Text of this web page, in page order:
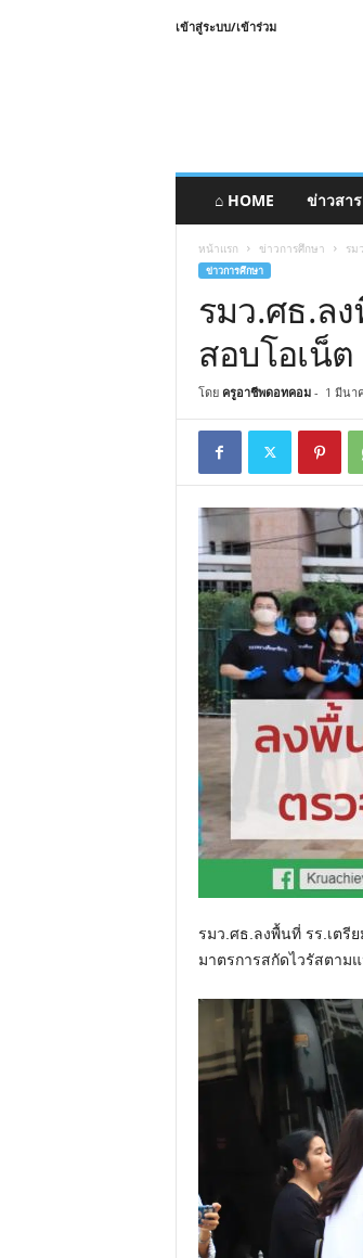
เข้าสู่ระบบ/เข้าร่วม
⌂ HOME ข่าวสาร
หน้าแรก ข่าวการศึกษา รม
ข่าวการศึกษา
รมว.ศธ.ล
สอบโอเน็
โดย ครูอาชีพดอทคอม- 1 มีนา
รมว.ศธ.ลงพื้นที่ รร.เตรี
มาตรการสกัดไวรัสตาม